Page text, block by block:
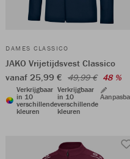
DAMES CLASSICO
JAKO Vrijetijdsvest Classico
vanaf 25,99 € 49,99 € 48 %
Verkrijgbaar
in 10
verschillende
kleuren
Verkrijgbaar
in 10
verschillende
kleuren